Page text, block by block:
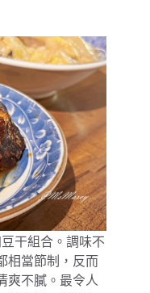
干組合。調味不
相當節制，反而
爽不膩。最令人